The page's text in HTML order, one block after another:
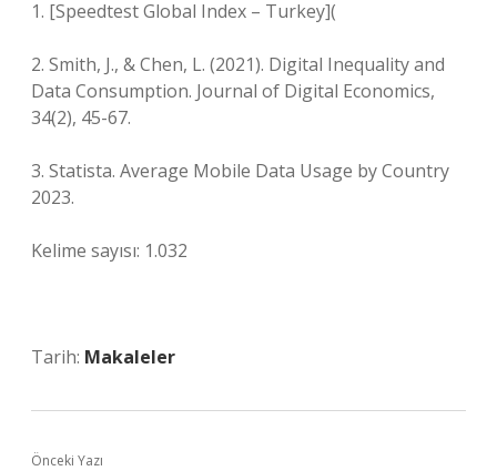
1. [Speedtest Global Index – Turkey](
2. Smith, J., & Chen, L. (2021). Digital Inequality and
Data Consumption. Journal of Digital Economics,
34(2), 45-67.
3. Statista. Average Mobile Data Usage by Country
2023.
Kelime sayısı: 1.032
Tarih: Makaleler
Önceki Yazı